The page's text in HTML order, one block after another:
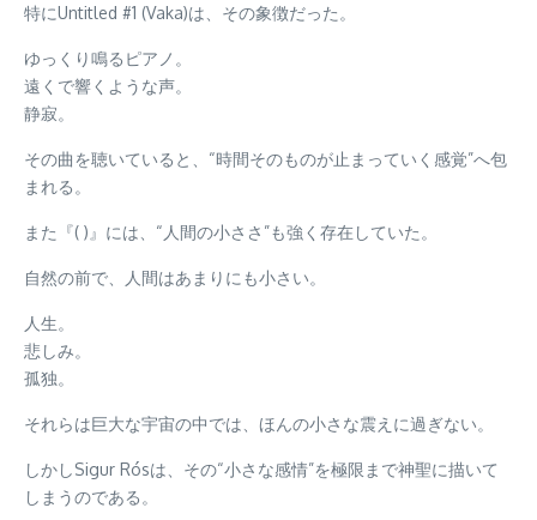
特にUntitled #1 (Vaka)は、その象徴だった。
ゆっくり鳴るピアノ。
遠くで響くような声。
静寂。
その曲を聴いていると、“時間そのものが止まっていく感覚”へ包
まれる。
また『( )』には、“人間の小ささ”も強く存在していた。
自然の前で、人間はあまりにも小さい。
人生。
悲しみ。
孤独。
それらは巨大な宇宙の中では、ほんの小さな震えに過ぎない。
しかしSigur Rósは、その“小さな感情”を極限まで神聖に描いて
しまうのである。